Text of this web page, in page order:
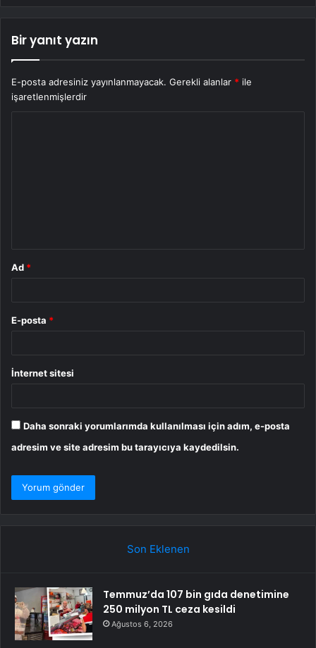
Bir yanıt yazın
E-posta adresiniz yayınlanmayacak. Gerekli alanlar * ile
işaretlenmişlerdir
Ad *
E-posta *
İnternet sitesi
Daha sonraki yorumlarımda kullanılması için adım, e-posta
adresim ve site adresim bu tarayıcıya kaydedilsin.
Son Eklenen
Temmuz’da 107 bin gıda denetimine
250 milyon TL ceza kesildi
Ağustos 6, 2026